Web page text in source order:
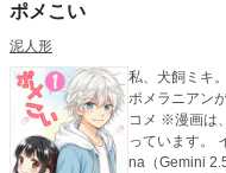
ポメこい
泥人形
私、犬飼ミキ
ポメラニアンがイケ
コメ ※漫画は、コミPo!という漫画制作ツール（有料）を使
っています。
na（Gemini